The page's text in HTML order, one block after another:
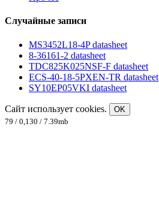
Случайные записи
MS3452L18-4P datasheet
8-36161-2 datasheet
TDC825K025NSF-F datasheet
ECS-40-18-5PXEN-TR datasheet
SY10EP05VKI datasheet
Сайт использует cookies.
OK
79 / 0,130 / 7.39mb